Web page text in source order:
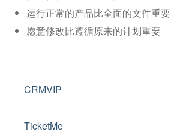
运行正常的产品比全面的文件重要
愿意修改比遵循原来的计划重要
CRMVIP
TicketMe